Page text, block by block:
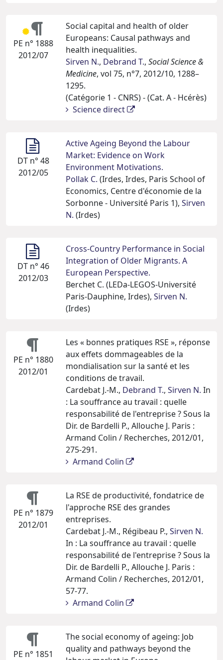
PE n° 1888
2012/07
Social capital and health of older
Europeans: Causal pathways and
health inequalities.
Sirven N., Debrand T., Social Science &
Medicine, vol 75, n°7, 2012/10, 1288–
1295.
(Catégorie 1 - CNRS) - (Cat. A - Hcérès)
Science direct
DT n° 48
2012/05
Active Ageing Beyond the Labour
Market: Evidence on Work
Environment Motivations.
Pollak C. (Irdes, Irdes, Paris School of
Economics, Centre d'économie de la
Sorbonne - Université Paris 1), Sirven
N. (Irdes)
DT n° 46
2012/03
Cross-Country Performance in Social
Integration of Older Migrants. A
European Perspective.
Berchet C. (LEDa-LEGOS-Université
Paris-Dauphine, Irdes), Sirven N.
(Irdes)
PE n° 1880
2012/01
Les « bonnes pratiques RSE », réponse
aux effets dommageables de la
mondialisation sur la santé et les
conditions de travail.
Cardebat J.-M., Debrand T., Sirven N. In
: La souffrance au travail : quelle
responsabilité de l'entreprise ? Sous la
Dir. de Bardelli P., Allouche J. Paris :
Armand Colin / Recherches, 2012/01,
275-291.
Armand Colin
PE n° 1879
2012/01
La RSE de productivité, fondatrice de
l'approche RSE des grandes
entreprises.
Cardebat J.-M., Régibeau P., Sirven N.
In : La souffrance au travail : quelle
responsabilité de l'entreprise ? Sous la
Dir. de Bardelli P., Allouche J. Paris :
Armand Colin / Recherches, 2012/01,
57-77.
Armand Colin
PE n° 1851
The social economy of ageing: Job
quality and pathways beyond the